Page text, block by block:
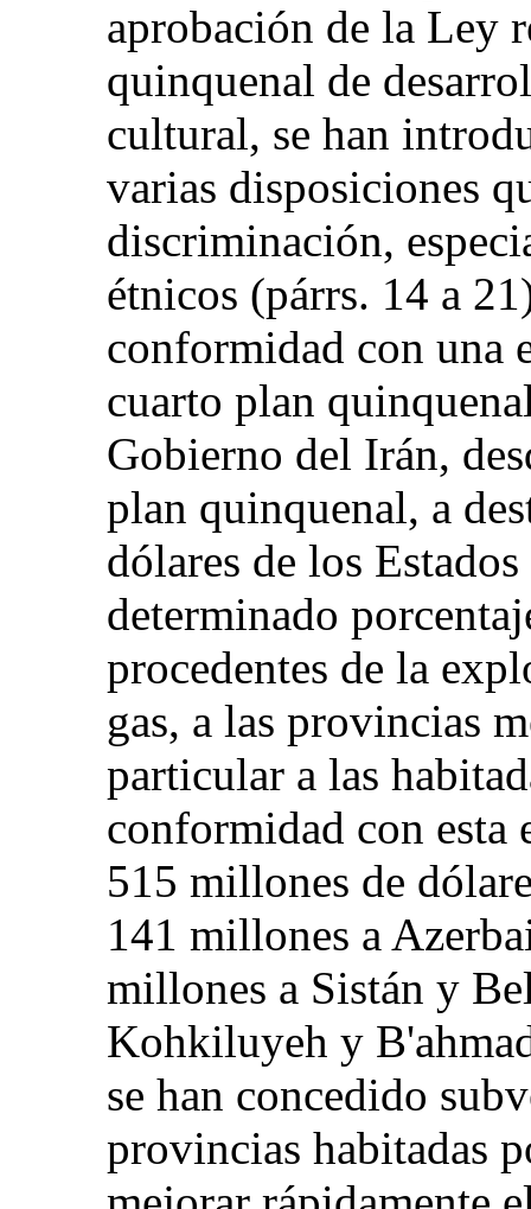
aprobación de la Ley
quinquenal de
cultural, se han
varias disposiciones
discriminación,
étnicos (párrs. 14 a
conformidad con una
cuarto plan
Gobierno del Irán,
plan quinquenal, a
dólares de los
determinado
procedentes de la
gas, a las provincias
particular a las
conformidad con esta
515 millones de
141 millones a
millones a Sistán y
Kohkiluyeh y
se han concedido
provincias habitadas